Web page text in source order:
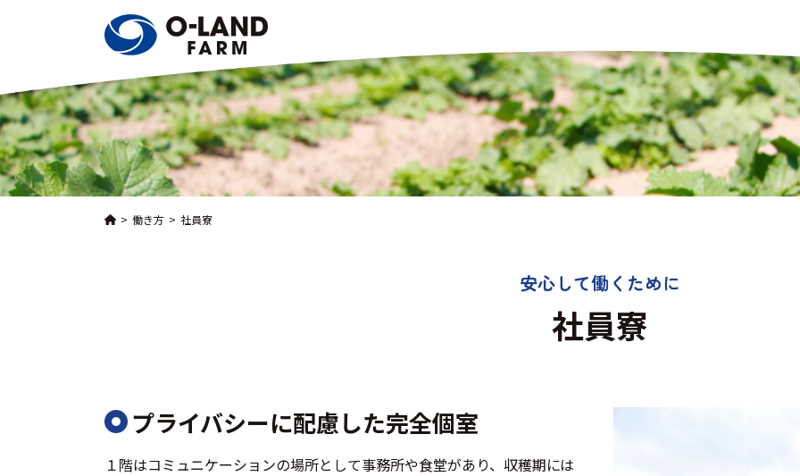
働き方 社員寮
安心して働くために
社員寮
プライバシーに配慮した完全個室
１階はコミュニケーションの場所として事務所や食堂があり、収穫期には